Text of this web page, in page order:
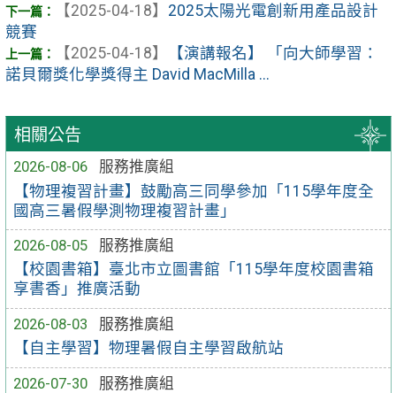
相關公告
2026-08-06
服務推廣組
【物理複習計畫】鼓勵高三同學參加「115學年度全
國高三暑假學測物理複習計畫」
2026-08-05
服務推廣組
【校園書箱】臺北市立圖書館「115學年度校園書箱
享書香」推廣活動
2026-08-03
服務推廣組
【自主學習】物理暑假自主學習啟航站
2026-07-30
服務推廣組
【2025-04-18】 2025太陽光電創新用產品設計
競賽
【2025-04-18】
【演講報名】 「向大師學習：
諾貝爾獎化學獎得主 David MacMilla ...